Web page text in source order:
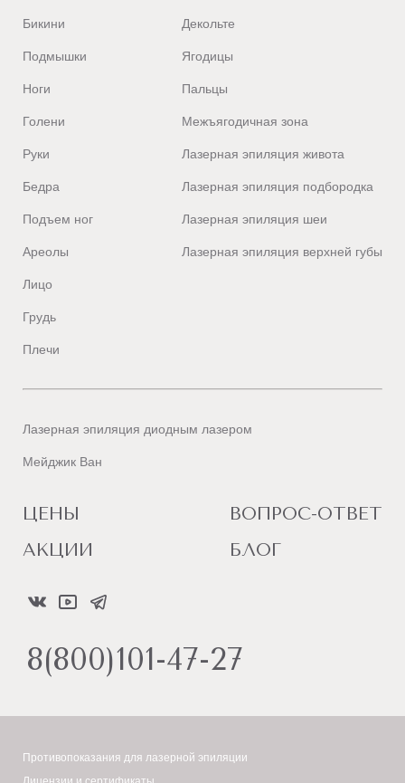
Бикини
Подмышки
Ноги
Голени
Руки
Бедра
Подъем ног
Ареолы
Лицо
Грудь
Плечи
Декольте
Ягодицы
Пальцы
Межъягодичная зона
Лазерная эпиляция живота
Лазерная эпиляция подбородка
Лазерная эпиляция шеи
Лазерная эпиляция верхней губы
Лазерная эпиляция диодным лазером
Мейджик Ван
ЦЕНЫ
АКЦИИ
ВОПРОС-ОТВЕТ
БЛОГ
8(800)101-47-27
Противопоказания для лазерной эпиляции